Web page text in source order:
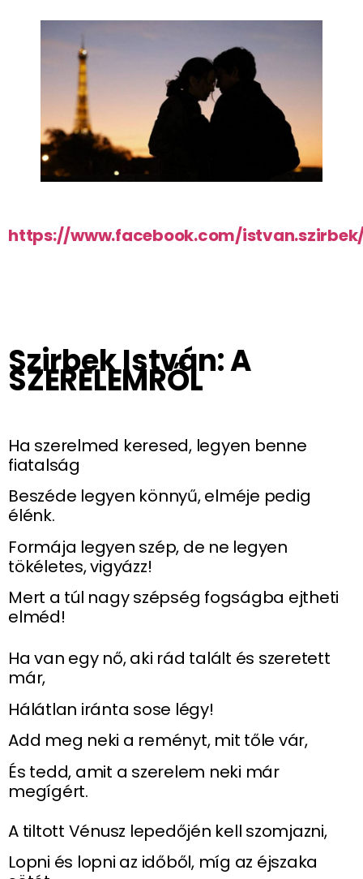
https://www.facebook.com/
Szirbek István: A
SZERELEMRŐL
Ha szerelmed keresed, legyen benne
fiatalság
Beszéde legyen könnyű, elméje pedig
élénk.
Formája legyen szép, de ne legyen
tökéletes, vigyázz!
Mert a túl nagy szépség fogságba ejtheti
elméd!
Ha van egy nő, aki rád talált és szeretett
már,
Hálátlan iránta sose légy!
Add meg neki a reményt, mit tőle vár,
És tedd, amit a szerelem neki már
megígért.
A tiltott Vénusz lepedőjén kell szomjazni,
Lopni és lopni az időből, míg az éjszaka